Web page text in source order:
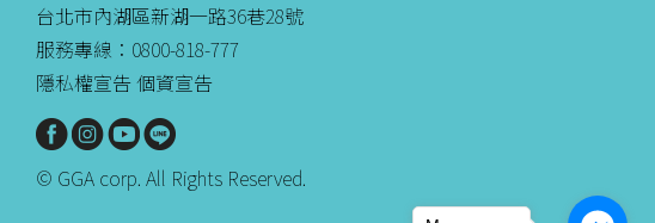
台北市內湖區新湖一路36巷28號
服務專線：0800-818-777
隱私權宣告個資宣告
© GGA corp. All Rights Reserved.